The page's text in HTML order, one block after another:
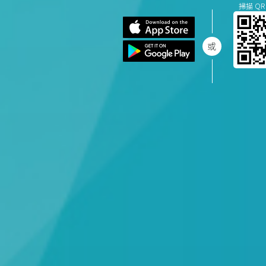
掃描